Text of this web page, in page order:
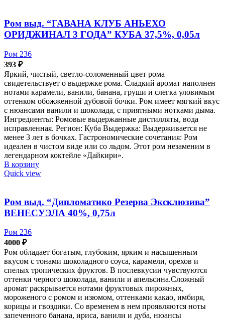
Ром выд. “ГАВАНА КЛУБ АНЬЕХО
ОРИДЖИНАЛ 3 ГОДА” КУБА 37,5%, 0,05л
Ром 236
393 ₽
Яркий, чистый, светло-соломенный цвет рома
свидетельствует о выдержке рома. Сладкий аромат наполнен
нотами карамели, ванили, банана, груши и слегка уловимым
оттенком обожженной дубовой бочки. Ром имеет мягкий вкус
с нюансами ванили и шоколада, с приятными нотками дыма.
Ингредиенты: Ромовые выдержанные дистилляты, вода
исправленная. Регион: Куба Выдержка: Выдерживается не
менее 3 лет в бочках. Гастрономические сочетания: Ром
идеален в чистом виде или со льдом. Этот ром незаменим в
легендарном коктейле «Дайкири».
В корзину
Quick view
Ром выд. “Дипломатико Резерва Эксклюзива”
ВЕНЕСУЭЛА 40%, 0,75л
Ром 236
4000 ₽
Ром обладает богатым, глубоким, ярким и насыщенным
вкусом с тонами шоколадного соуса, карамели, орехов и
спелых тропических фруктов. В послевкусии чувствуются
оттенки черного шоколада, ванили и апельсина.Сложный
аромат раскрывается нотами фруктовых пирожных,
мороженого с ромом и изюмом, оттенками какао, имбиря,
корицы и гвоздики. Со временем в нем проявляются ноты
запеченного банана, ириса, ванили и дуба, нюансы